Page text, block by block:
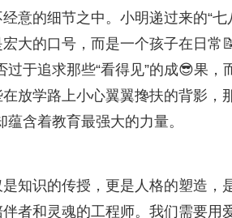
意的细节之中。小明递过来的“七
大的口号，而是一个孩子在日常
于追求那些“看得见”的成😎果，
放学路上小心翼翼搀扶的背影，
含着教育最强大的力量。
知识的传授，更是人格的塑造，
者和灵魂的工程师。我们需要用